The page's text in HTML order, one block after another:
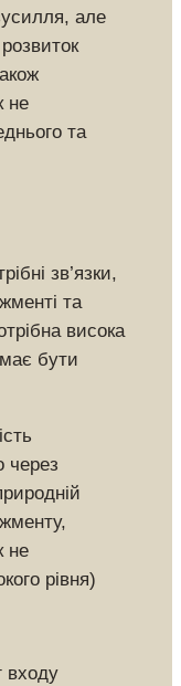
але
не
та
зв’язки,
та
висока
бути
через
не
рівня)
входу